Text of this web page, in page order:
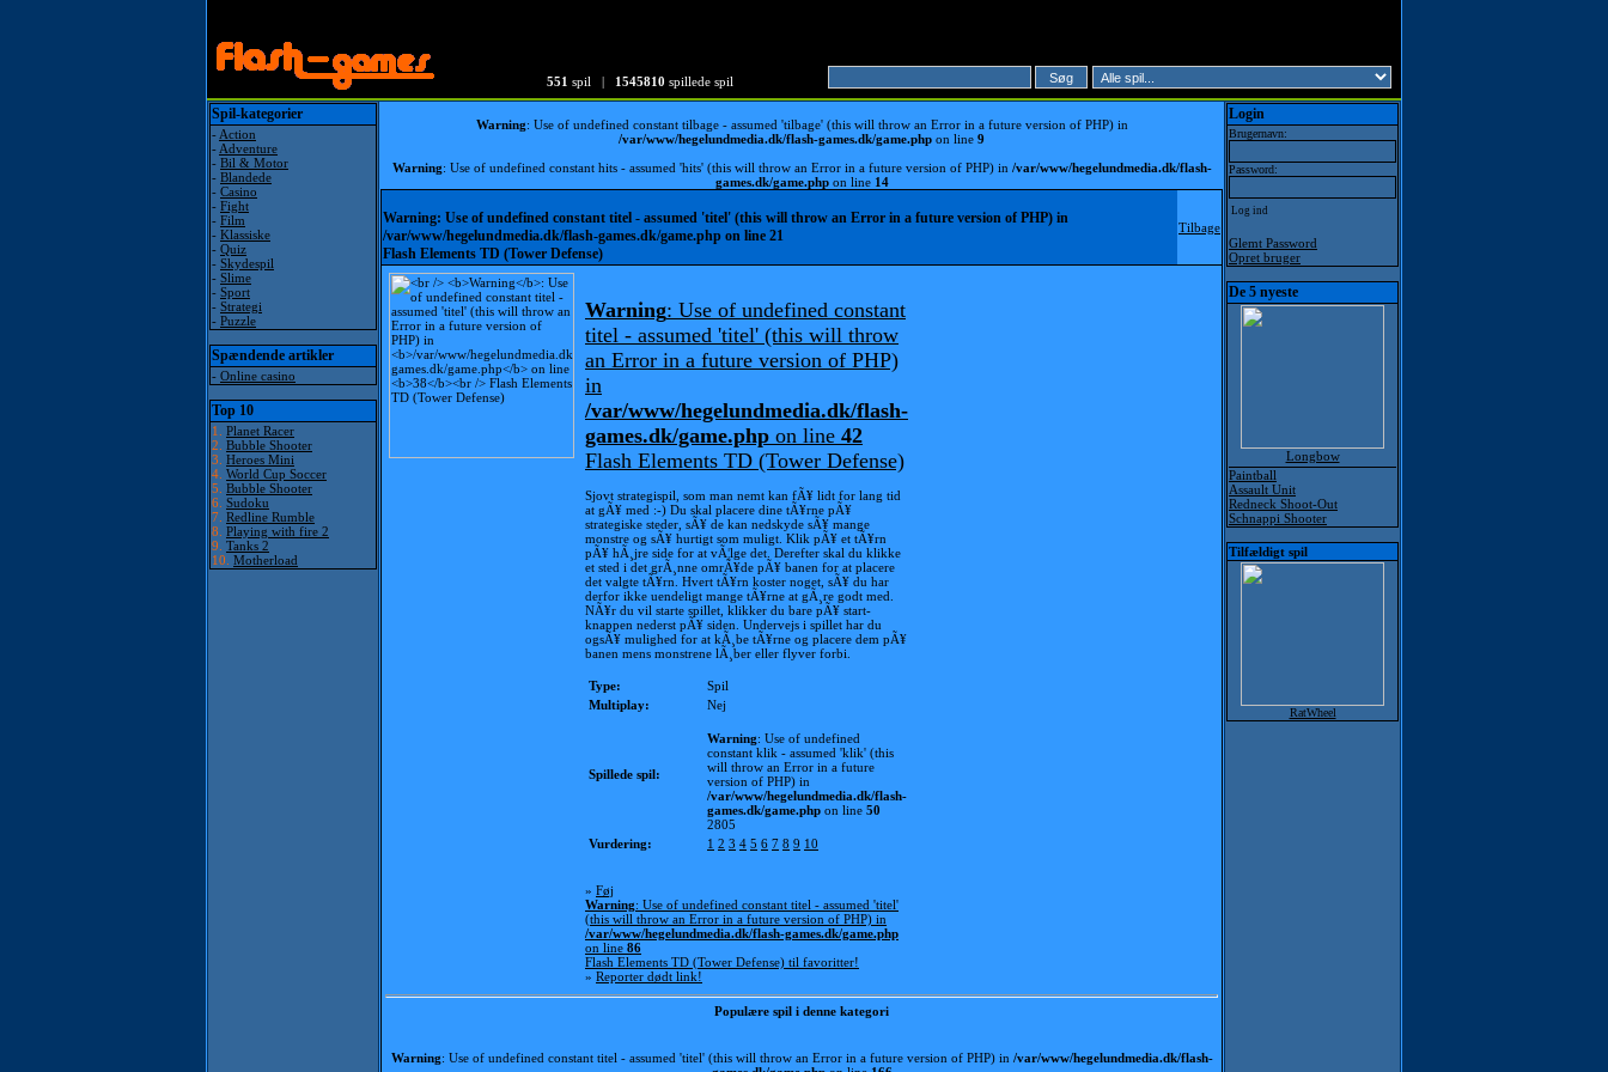
551 spil | 1545810 spillede spil
Spil-kategorier
- Action
- Adventure
- Bil & Motor
- Blandede
- Casino
- Fight
- Film
- Klassiske
- Quiz
- Skydespil
- Slime
- Sport
- Strategi
- Puzzle
Spændende artikler
- Online casino
Top 10
1.
Planet Racer
2. Bubble Shooter
3. Heroes Mini
4. World Cup Soccer
5. Bubble Shooter
6. Sudoku
7. Redline Rumble
8. Playing with fire 2
9. Tanks 2
10. Motherload
Warning: Use of undefined constant tilbage - assumed 'tilbage' (this will throw an Error in a future version of PHP) in
/var/www/hegelundmedia.dk/flash-games.dk/game.php on line 9
Warning: Use of undefined constant hits - assumed 'hits' (this will throw an Error in a future version of PHP) in /var/www/hegelundmedia.dk/flash-
games.dk/game.phpon line 14
Warning: Use of undefined constant titel - assumed 'titel' (this will throw an Error in a future version of PHP) in
/var/www/hegelundmedia.dk/flash-games.dk/game.php on line 21
Flash Elements TD (Tower Defense)
Tilbage
Warning: Use of undefined constant
titel - assumed 'titel' (this will throw
an Error in a future version of PHP)
in
/var/www/hegelundmedia.dk/flash-
games.dk/game.php on line 42
Flash Elements TD (Tower Defense)
Sjovt strategispil, som man nemt kan fÃ¥ lidt for lang tid
at gÃ¥ med :-) Du skal placere dine tÃ¥rne pÃ¥
strategiske steder, sÃ¥ de kan nedskyde sÃ¥ mange
monstre og sÃ¥ hurtigt som muligt. Klik pÃ¥ et tÃ¥rn
pÃ¥ hÃ¸jre side for at vÃ¦lge det. Derefter skal du klikke
et sted i det grÃ¸nne omrÃ¥de pÃ¥ banen for at placere
det valgte tÃ¥rn. Hvert tÃ¥rn koster noget, sÃ¥ du har
derfor ikke uendeligt mange tÃ¥rne at gÃ¸re godt med.
NÃ¥r du vil starte spillet, klikker du bare pÃ¥ start-
knappen nederst pÃ¥ siden. Undervejs i spillet har du
ogsÃ¥ mulighed for at kÃ¸be tÃ¥rne og placere dem pÃ¥
banen mens monstrene lÃ¸ber eller flyver forbi.
Type:
Spil
Multiplay:
Nej
Spillede spil:
Warning: Use of undefined
constant klik - assumed 'klik' (this
will throw an Error in a future
version of PHP) in
/var/www/hegelundmedia.dk/flash-
games.dk/game.php on line 50
2805
Vurdering:
1 2 3 4 5 6 7 8 9 10
» Føj
Warning: Use of undefined constant titel - assumed 'titel'
(this will throw an Error in a future version of PHP) in
/var/www/hegelundmedia.dk/flash-games.dk/game.php
on line 86
Flash Elements TD (Tower Defense) til favoritter!
» Reporter dødt link!
Populære spil i denne kategori
Warning: Use of undefined constant titel - assumed 'titel' (this will throw an Error in a future version of PHP) in /var/www/hegelundmedia.dk/flash-
Login
Brugernavn:
Password:
Glemt Password
Opret bruger
De 5 nyeste
Longbow
Paintball
Assault Unit
Redneck Shoot-Out
Schnappi Shooter
Tilfældigt spil
RatWheel